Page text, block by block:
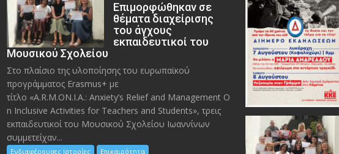
Eπιμορφώθηκαν σε
θέματα διαχείρισης
του άγχους
εκπαιδευτικοί του
Μουσικού Σχολείου
Στο πλαίσιο της υλοποίησης του ευρωπαϊκού
προγράμματος Erasmus+ με
τίτλο «A.R.M.ON.I.A.: Anxiety’s Relief and Management O
n Inclusive Activities for Teachers and Students», τρεις
εκπαιδευτικοί του Μουσικού Σχολείου Ιωαννίνων
συμμετείχαν...
Ενδιαφέρουσες Ιστορίες Επικαιρότητα